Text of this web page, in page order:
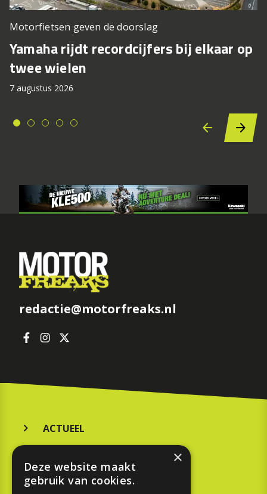
Motorfietsen geven de doorslag
Yamaha rijdt recordcijfers bij elkaar op
twee wielen
7 augustus 2026
redactie@motorfreaks.nl
ACTUEEL
KOOPGIDS
×
Deze website maakt
gebruik van cookies.